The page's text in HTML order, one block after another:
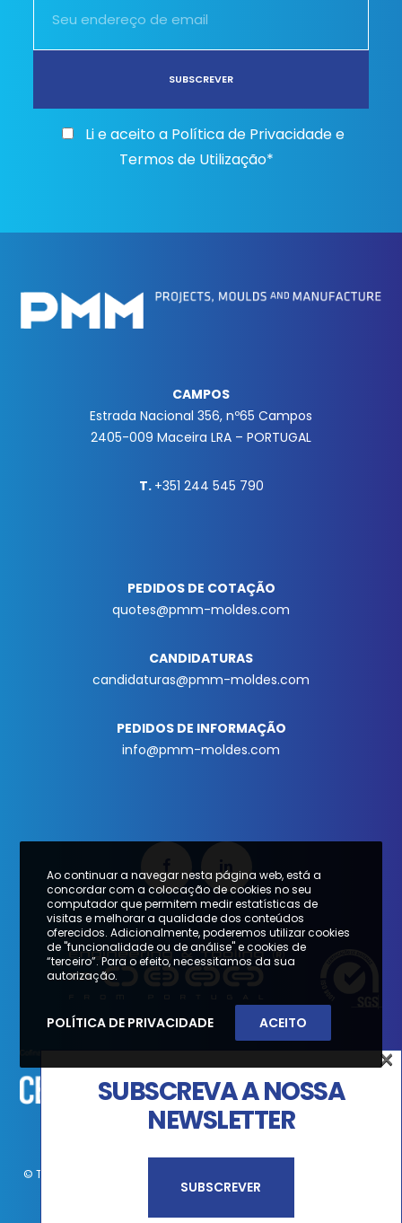
Li e aceito a Política de Privacidade e
Termos de Utilização*
CAMPOS
Estrada Nacional 356, nº65 Campos
2405-009 Maceira LRA – PORTUGAL
T. +351 244 545 790
PEDIDOS DE COTAÇÃO
quotes@pmm-moldes.com
CANDIDATURAS
candidaturas@pmm-moldes.com
PEDIDOS DE INFORMAÇÃO
info@pmm-moldes.com
© Todos os direitos reservados PMM 2021 |
Powered byYOUNIK®
Ao continuar a navegar nesta página web, está a
concordar com a colocação de cookies no seu
computador que permitem medir estatísticas de
visitas e melhorar a qualidade dos conteúdos
oferecidos. Adicionalmente, poderemos utilizar cookies
de "funcionalidade ou de análise" e cookies de
“terceiro”. Para o efeito, necessitamos da sua
autorização.
POLÍTICA DE PRIVACIDADE ACEITO
SUBSCREVA A NOSSA
NEWSLETTER
SUBSCREVER
×